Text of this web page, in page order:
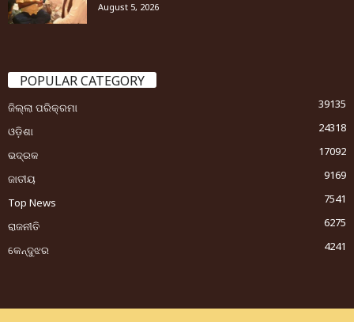
August 5, 2026
POPULAR CATEGORY
ଜିଲ୍ଲା ପରିକ୍ରମା
39135
ଓଡ଼ିଶା
24318
ଭଦ୍ରକ
17092
ଜାତୀୟ
9169
Top News
7541
ରାଜନୀତି
6275
କେନ୍ଦୁଝର
4241